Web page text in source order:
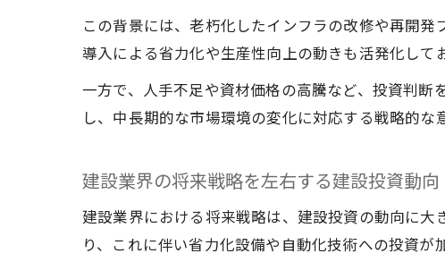
この背景には、老朽化したインフラの改修や再開
導入による省力化や生産性向上の動きも活発化して
一方で、人手不足や資材価格の高騰など、投資判
し、中長期的な市場環境の変化に対応する戦略的な
建設業界の将来戦略を左右する建設投資動向
建設業界における将来戦略は、建設投資の動向に
り、これに伴い省力化設備や自動化技術への投資が